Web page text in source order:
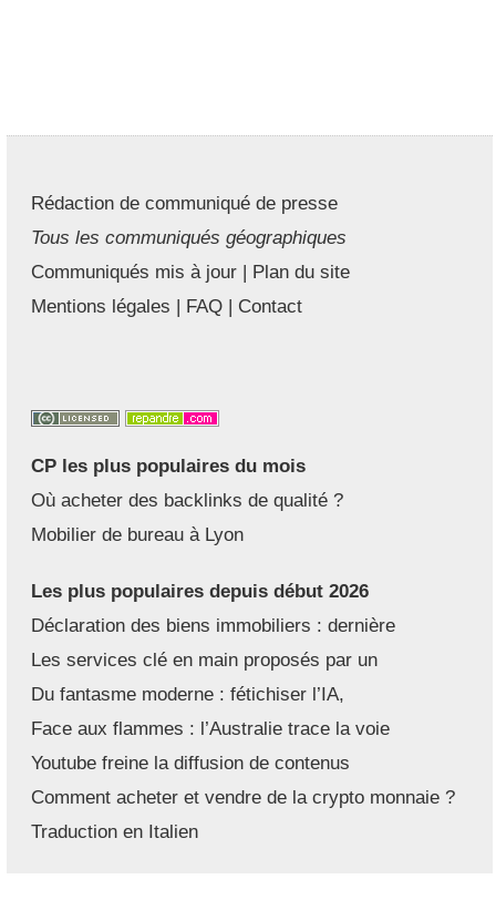
Rédaction de communiqué de presse
Tous les communiqués géographiques
Communiqués mis à jour | Plan du site
Mentions légales | FAQ | Contact
CP les plus populaires du mois
Où acheter des backlinks de qualité ?
Mobilier de bureau à Lyon
Les plus populaires depuis début 2026
Déclaration des biens immobiliers : dernière
Les services clé en main proposés par un
Du fantasme moderne : fétichiser l’IA,
Face aux flammes : l’Australie trace la voie
Youtube freine la diffusion de contenus
Comment acheter et vendre de la crypto monnaie ?
Traduction en Italien